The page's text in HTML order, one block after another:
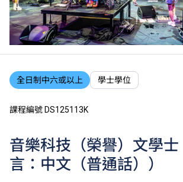
全日制中六或以上 學士學位
課程編號 DS125113K
音樂科技（榮譽）文學
言：中文（普通話））